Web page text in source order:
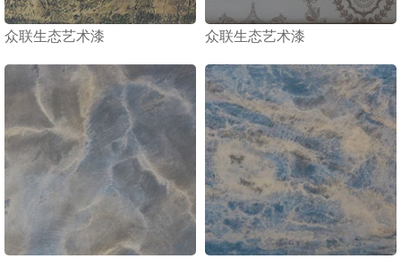
众联生态艺术漆 众联生态艺术漆